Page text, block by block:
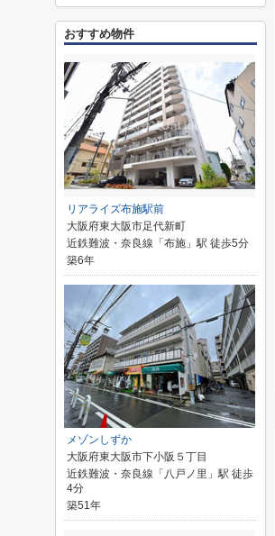
おすすめ物件
リアライズ布施駅前
大阪府東大阪市足代新町
近鉄難波・奈良線「布施」駅 徒歩5分
築6年
メゾンしずか
大阪府東大阪市下小阪５丁目
近鉄難波・奈良線「八戸ノ里」駅 徒歩
4分
築51年